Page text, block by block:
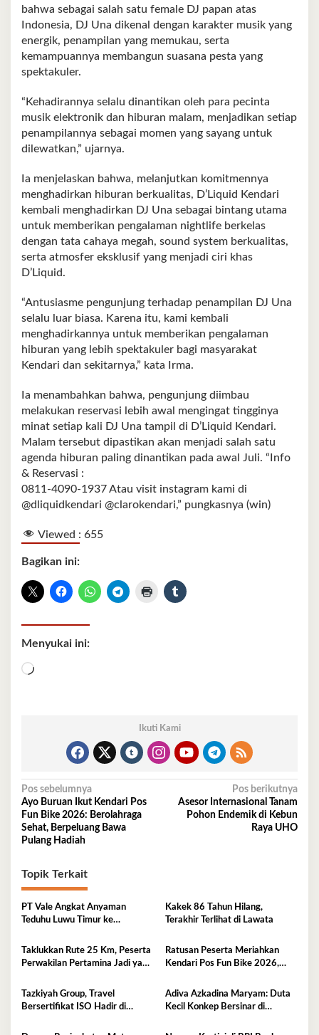
bahwa sebagai salah satu female DJ papan atas
Indonesia, DJ Una dikenal dengan karakter musik yang
energik, penampilan yang memukau, serta
kemampuannya membangun suasana pesta yang
spektakuler.
“Kehadirannya selalu dinantikan oleh para pecinta
musik elektronik dan hiburan malam, menjadikan setiap
penampilannya sebagai momen yang sayang untuk
dilewatkan,” ujarnya.
Ia menjelaskan bahwa, melanjutkan komitmennya
menghadirkan hiburan berkualitas, D’Liquid Kendari
kembali menghadirkan DJ Una sebagai bintang utama
untuk memberikan pengalaman nightlife berkelas
dengan tata cahaya megah, sound system berkualitas,
serta atmosfer eksklusif yang menjadi ciri khas
D’Liquid.
“Antusiasme pengunjung terhadap penampilan DJ Una
selalu luar biasa. Karena itu, kami kembali
menghadirkannya untuk memberikan pengalaman
hiburan yang lebih spektakuler bagi masyarakat
Kendari dan sekitarnya,” kata Irma.
Ia menambahkan bahwa, pengunjung diimbau
melakukan reservasi lebih awal mengingat tingginya
minat setiap kali DJ Una tampil di D’Liquid Kendari.
Malam tersebut dipastikan akan menjadi salah satu
agenda hiburan paling dinantikan pada awal Juli. “Info
& Reservasi :
0811-4090-1937 Atau visit instagram kami di
@dliquidkendari @clarokendari,” pungkasnya (win)
Viewed : 655
Bagikan ini:
Menyukai ini:
Memuat...
Ikuti Kami
Navigasi
pos
Pos sebelumnya
Ayo Buruan Ikut Kendari Pos
Fun Bike 2026: Berolahraga
Sehat, Berpeluang Bawa
Pulang Hadiah
Pos berikutnya
Asesor Internasional Tanam
Pohon Endemik di Kebun
Raya UHO
Topik Terkait
PT Vale Angkat Anyaman
Teduhu Luwu Timur ke
Beri Apresiasi
Kakek 86 Tahun Hilang,
Terakhir Terlihat di Lawata
​Taklukkan Rute 25 Km, Peserta
Perwakilan Pertamina Jadi yang
Bike 2026
Ratusan Peserta Meriahkan
Kendari Pos Fun Bike 2026,
dan Kebersamaan
Tazkiyah Group, Travel
Bersertifikat ISO Hadir di
Adiva Azkadina Maryam: Duta
Kecil Konkep Bersinar di